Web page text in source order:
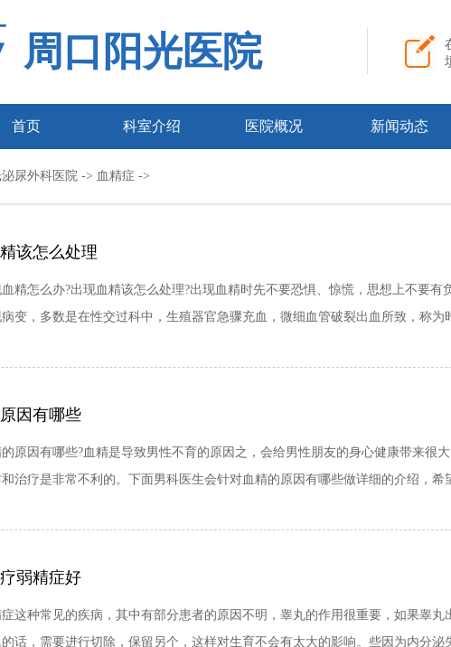
周口阳光医院
首页 科室介绍 医院概况 新闻动态
尿外科医院 -> 血精症 ->
该怎么处理
怎么办?出现血精该怎么处理?出现血精时先不要恐惧、惊慌，思想上不要有
变，多数是在性交过科中，生殖器官急骤充血，微细血管破裂出血所致，称
因有哪些
因有哪些?血精是导致男性不育的原因之，会给男性朋友的身心健康带来很
和治疗是非常不利的。下面男科医生会针对血精的原因有哪些做详细的介绍
弱精症好
种常见的疾病，其中有部分患者的原因不明，睾丸的作用很重要，如果睾丸
话，需要进行切除，保留另个，这样对生育不会有太大的影响。些因为内分